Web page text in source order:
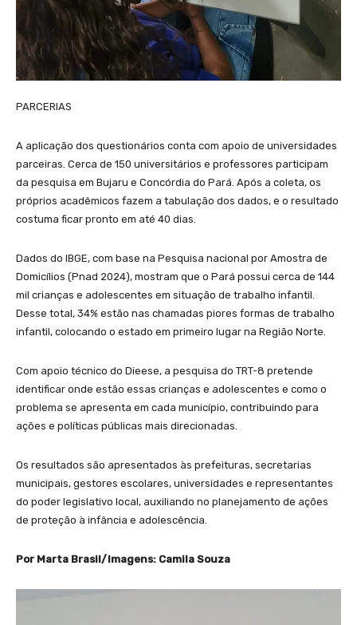
PARCERIAS
A aplicação dos questionários conta com apoio de universidades
parceiras. Cerca de 150 universitários e professores participam
da pesquisa em Bujaru e Concórdia do Pará. Após a coleta, os
próprios acadêmicos fazem a tabulação dos dados, e o resultado
costuma ficar pronto em até 40 dias.
Dados do IBGE, com base na Pesquisa nacional por Amostra de
Domicílios (Pnad 2024), mostram que o Pará possui cerca de 144
mil crianças e adolescentes em situação de trabalho infantil.
Desse total, 34% estão nas chamadas piores formas de trabalho
infantil, colocando o estado em primeiro lugar na Região Norte.
Com apoio técnico do Dieese, a pesquisa do TRT-8 pretende
identificar onde estão essas crianças e adolescentes e como o
problema se apresenta em cada município, contribuindo para
ações e políticas públicas mais direcionadas.
Os resultados são apresentados às prefeituras, secretarias
municipais, gestores escolares, universidades e representantes
do poder legislativo local, auxiliando no planejamento de ações
de proteção à infância e adolescência.
Por Marta Brasil/Imagens: Camila Souza